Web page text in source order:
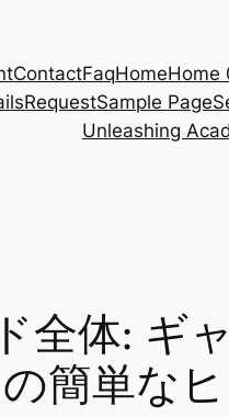
ContactFaqHomeHome
RequestSample Page
Unleashing
全体: ギ
簡単な